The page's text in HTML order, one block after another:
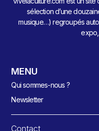
sélection d’une
musique…) regroupés
MENU
Qui sommes-nous ?
Newsletter
Contact